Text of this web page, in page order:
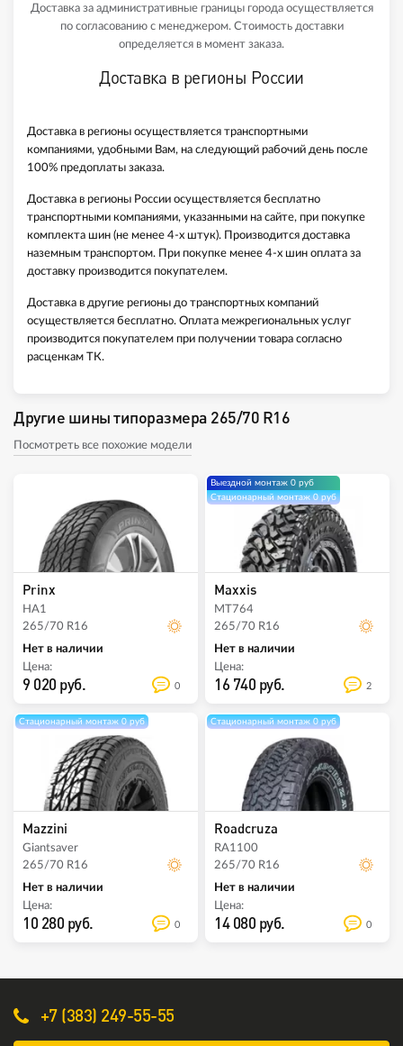
Доставка за административные границы города осуществляется
по согласованию с менеджером. Стоимость доставки
определяется в момент заказа.
Доставка в регионы России
Доставка в регионы осуществляется транспортными
компаниями, удобными Вам, на следующий рабочий день после
100% предоплаты заказа.
Доставка в регионы России осуществляется бесплатно
транспортными компаниями, указанными на сайте, при покупке
комплекта шин (не менее 4-х штук). Производится доставка
наземным транспортом. При покупке менее 4-х шин оплата за
доставку производится покупателем.
Доставка в другие регионы до транспортных компаний
осуществляется бесплатно. Оплата межрегиональных услуг
производится покупателем при получении товара согласно
расценкам ТК.
Другие шины типоразмера 265/70 R16
Посмотреть все похожие модели
Prinx
HA1
265/70 R16
Нет в наличии
Цена:
9 020 руб. 0
Выездной монтаж 0 руб
Стационарный монтаж 0 руб
Maxxis
MT764
265/70 R16
Нет в наличии
Цена:
16 740 руб. 2
Стационарный монтаж 0 руб
Mazzini
Giantsaver
265/70 R16
Нет в наличии
Цена:
10 280 руб. 0
Стационарный монтаж 0 руб
Roadcruza
RA1100
265/70 R16
Нет в наличии
Цена:
14 080 руб. 0
+7 (383) 249-55-55